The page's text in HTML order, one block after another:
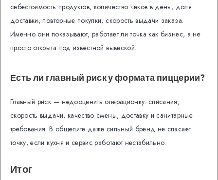
себестоимость продуктов, количество чеков в день, доля
доставки, повторные покупки, скорость выдачи заказа.
Именно они показывают, работает ли точка как бизнес, а не
просто открыта под известной вывеской.
Есть ли главный риск у формата пиццерии?
Главный риск — недооценить операционку: списания,
скорость выдачи, качество смены, доставку и санитарные
требования. В общепите даже сильный бренд не спасает
точку, если кухня и сервис работают нестабильно.
Итог